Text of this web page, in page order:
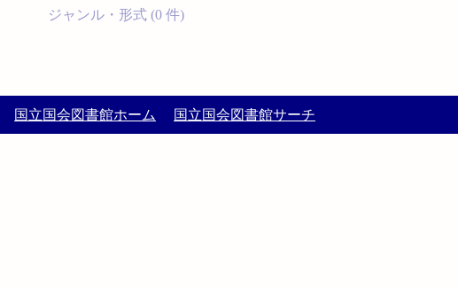
ジャンル・形式 (0 件)
国立国会図書館ホーム 国立国会図書館サーチ